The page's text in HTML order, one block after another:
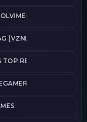
[VZNLA]
REINICIADO